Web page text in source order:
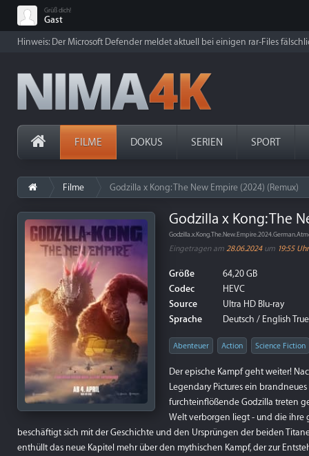
Grüß dich!
Gast
Hinweis: Der Microsoft Defender meldet aktuell bei einigen rar-Files
FILME DOKUS SERIEN SPORT
Filme Godzilla x Kong: The New Empire (2024) (Remux)
Godzilla x Kong: The
Eingetragen am 28.06.2024um 19:55 Uhr
Größe
64,20 GB
Codec
HEVC
Source
Ultra HD Blu-ray
Sprache
Deutsch / English
Abenteuer Action Science Fiction
Der epische Kampf geht weiter!
Legendary Pictures ein
furchteinflößende Godzilla treten
Welt verborgen liegt - und die ihre
beschäftigt sich mit der Geschichte und den Ursprüngen der beiden
enthüllt das neue Kapitel mehr über den mythischen Kampf, der zur